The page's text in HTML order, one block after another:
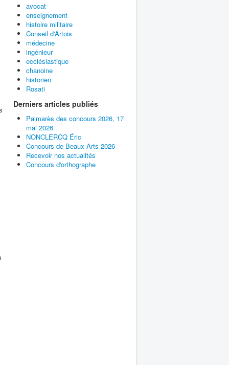
avocat
enseignement
histoire militaire
Conseil d'Artois
médecine
ingénieur
ecclésiastique
chanoine
historien
Rosati
Derniers articles publiés
Palmarès des concours 2026, 17
mai 2026
NONCLERCQ Éric
Concours de Beaux-Arts 2026
Recevoir nos actualités
Concours d'orthographe